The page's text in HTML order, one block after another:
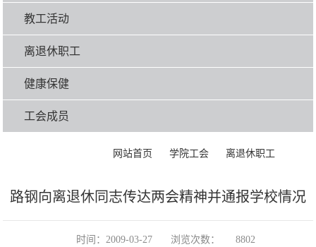
教工活动
离退休职工
健康保健
工会成员
网站首页 学院工会 离退休职工
路钢向离退休同志传达两会精神并通报学校情况
时间：2009-03-27 浏览次数： 8802